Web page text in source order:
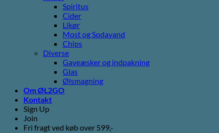
Spiritus
Cider
Likør
Most og Sodavand
Chips
Diverse
Gaveæsker og indpakning
Glas
Ølsmagning
Om ØL2GO
Kontakt
Sign Up
Join
Fri fragt ved køb over 599,-